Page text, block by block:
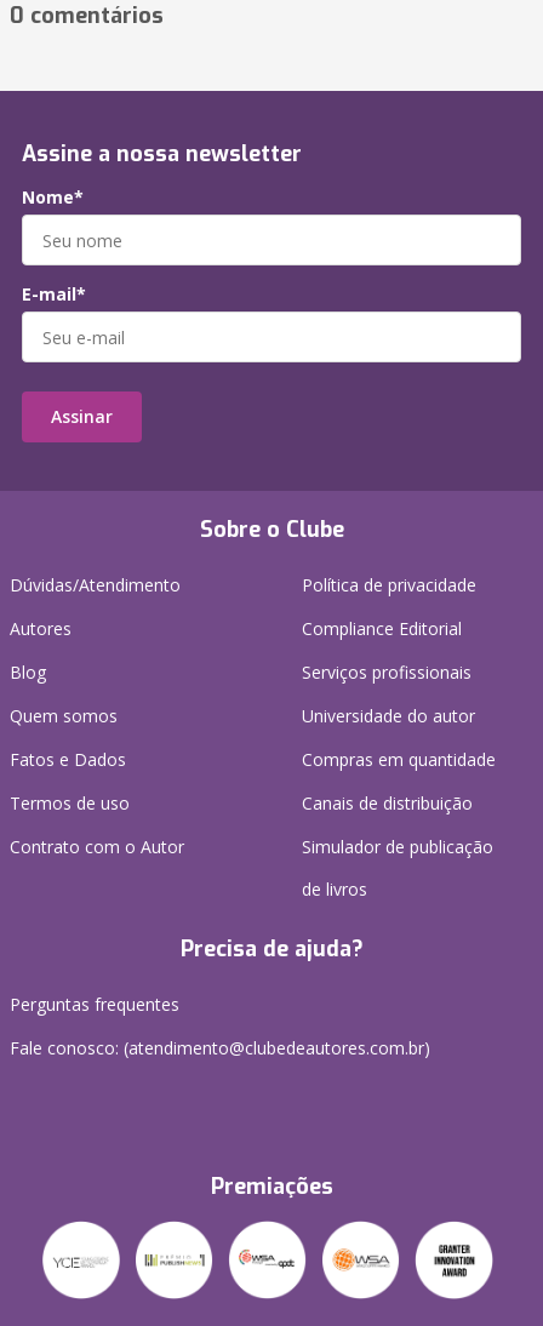
0 comentários
Sobre o Clube
Dúvidas/Atendimento
Autores
Blog
Quem somos
Fatos e Dados
Termos de uso
Contrato com o Autor
Política de privacidade
Compliance Editorial
Serviços profissionais
Universidade do autor
Compras em quantidade
Canais de distribuição
Simulador de publicação
de livros
Precisa de ajuda?
Perguntas frequentes
Fale conosco: (atendimento@clubedeautores.com.br)
Premiações
Assine a nossa newsletter
Nome*
E-mail*
Assinar